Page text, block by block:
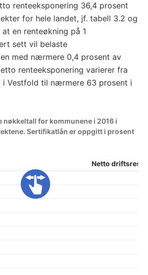
renteeksponering 36,4 prosent
for hele landet, jf. tabell 3.2 og
en renteøkning på 1
sett vil belaste
med nærmere 0,4 prosent av
renteeksponering varierer fra
i Vestfold til nærmere 63 prosent i
nøkkeltall for kommunene i 2016 i
Sertifikatlån er oppgitt i prosent
Netto